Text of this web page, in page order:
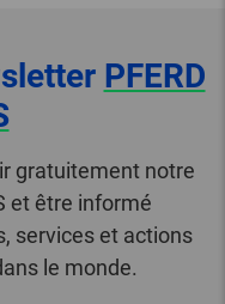
PFERD
gratuitement notre
et être informé
services et actions
le monde.